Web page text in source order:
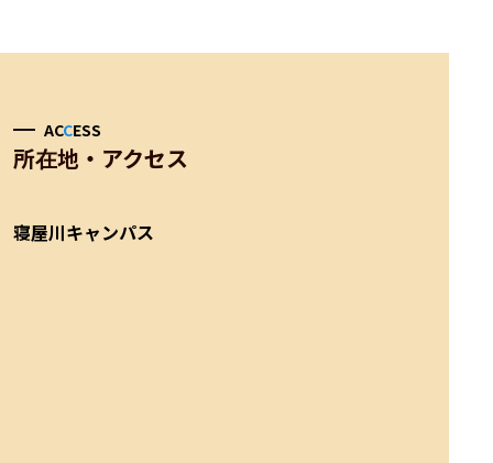
ACCESS
所在地・アクセス
寝屋川キャンパス